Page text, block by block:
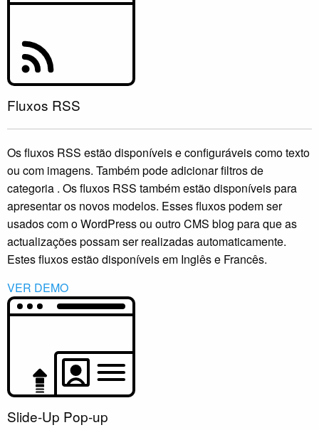
Fluxos RSS
Os fluxos RSS estão disponíveis e configuráveis como texto
ou com imagens. Também pode adicionar filtros de
categoria . Os fluxos RSS também estão disponíveis para
apresentar os novos modelos. Esses fluxos podem ser
usados com o WordPress ou outro CMS blog para que as
actualizações possam ser realizadas automaticamente.
Estes fluxos estão disponíveis em Inglês e Francês.
VER DEMO
Slide-Up Pop-up